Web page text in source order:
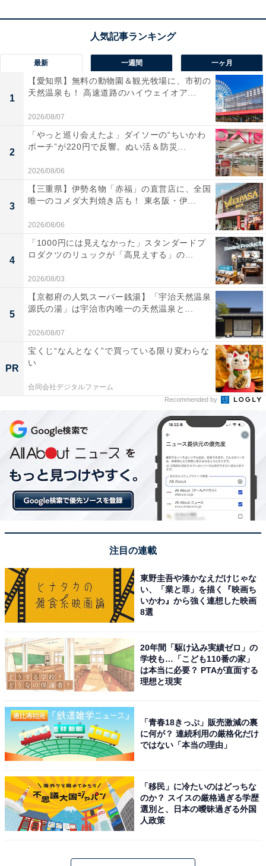
2700円販売中です。
この商品のおすすめポイントは？
オーディオテクニカのSOLID BASSシリーズから、迫力
の重低音を凝縮したモデルが登場。直径9mmの専用ドラ
イバーが、深くキレのあるサウンドを届けます。ノイズ
キャンセリング機能で自分だけの空間に没入できるほ
か、2台の機器に同時接続できるマルチポイント対応も
便利。最大約20時間の再生が可能で、IP55の防水・防塵
性能により、スポーツや屋外でも気兼ねなく使えます。
置き忘れ防止アラートなど、日常に寄り添う機能も充実
していますね。
ユーザーからは「低音の響きが抜群で気持ちいい」「コ
ンパクトで装着感が良い」と高く評価されています。一
方で、「ノイズキャンセリングの効果は控えめ」と感じ
る声も。重低音を重視する人や、利便性の高いイヤホン
を探している人は、購入を検討してみてもよいかもしれ
あわせて読みたい
【Amazonお買い得情報】REGZA「スマート
テレビ」が特別価格で登場中【5月13日】
【今日チェックしたい】オーディオテクニカの人
気商品5選
オーディオテクニカ「ATH-TWX9」
オーディオテクニカ ATH-TWX9 ワイヤレスイヤホン
bluetooth 完全ワイヤレス マイク付 最大約18.5時間再生
ワイヤレス充電対応 マルチポイント 深紫外線除菌システ
ム AmazonAlexa搭載 通話品質強化 低遅延モード IPX4防
滴性能 aptX adaptive AAC 360 Reality Audio
最新 一週間 一ヶ月
1
【愛知県】無料の動物園＆観光牧場に、市初の
天然温泉も！ 高速道路のハイウェイオア...
2026/08/07
2
「やっと巡り会えたよ」ダイソーの“ちいかわ
ポーチ”が220円で反響。ぬい活＆防災...
2026/08/06
3
【三重県】伊勢名物「赤福」の直営店に、全国
唯一のコメダ大判焼き店も！ 東名阪・伊...
2026/08/06
4
「1000円には見えなかった」スタンダードプ
ロダクツのリュックが「高見えする」の...
2026/08/03
5
【京都府の人気スーパー銭湯】「宇治天然温泉
源氏の湯」は宇治市内唯一の天然温泉と...
2026/08/07
PR
宝くじ“なんとなく”で買っている限り変わらな
い
合同会社デジタルファーム
Recommended by
注目の連載
東野圭吾や湊かなえだけじゃな
い、「業と罪」を描く『映画ち
いかわ』から強く連想した映画
8選
20年間「駆け込み実績ゼロ」の
学校も…「こども110番の家」
は本当に必要？ PTAが直面する
理想と現実
「青春18きっぷ」販売激減の裏
に何が？ 連続利用の厳格化だけ
ではない「本当の理由」
「移民」に冷たいのはどっちな
のか？ スイスの厳格過ぎる学歴
選別と、日本の曖昧過ぎる外国
人政策